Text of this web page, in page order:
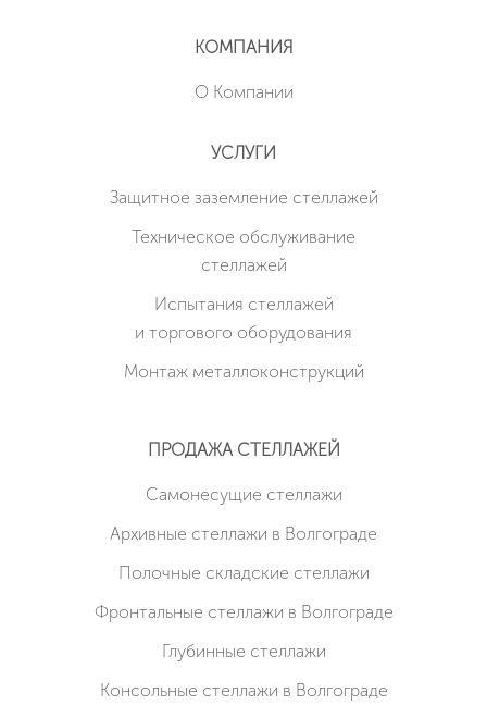
КОМПАНИЯ
О Компании
УСЛУГИ
Защитное заземление стеллажей
Техническое обслуживание
стеллажей
Испытания стеллажей
и торгового оборудования
Монтаж металлоконструкций
ПРОДАЖА СТЕЛЛАЖЕЙ
Cамонесущие стеллажи
Архивные стеллажи в Волгограде
Полочные складские стеллажи
Фронтальные стеллажи в Волгограде
Глубинные стеллажи
Консольные стеллажи в Волгограде